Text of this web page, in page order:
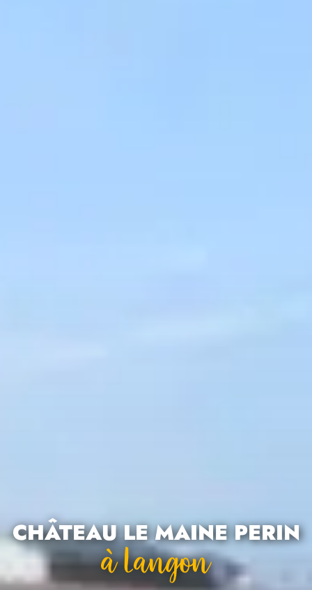
CHÂTEAU LE MAINE PERIN
À Langon